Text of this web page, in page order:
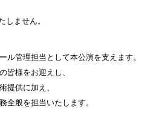
ません。
ル管理担当として本公演を支えます。
皆様をお迎えし、
提供に加え、
全般を担当いたします。